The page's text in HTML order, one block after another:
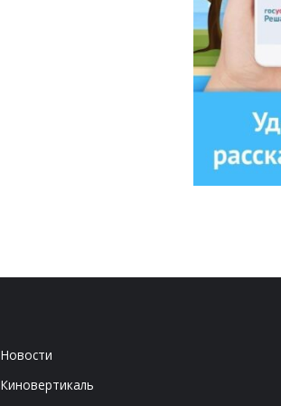
Новости
Киновертикаль